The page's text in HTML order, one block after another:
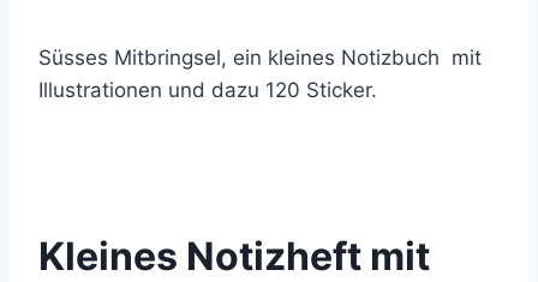
Süsses Mitbringsel, ein kleines Notizbuch mit
Illustrationen und dazu 120 Sticker.
Kleines Notizheft mit